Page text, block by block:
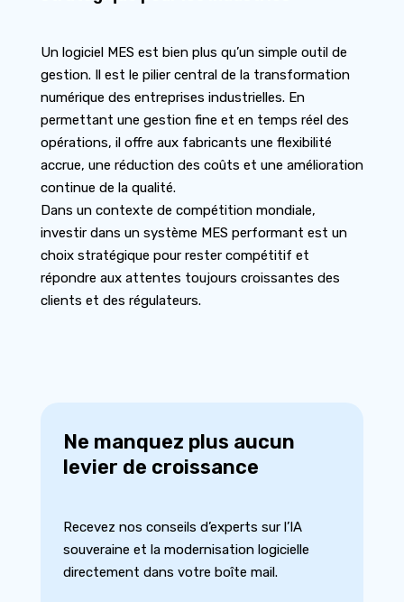
Un logiciel MES est bien plus qu’un simple outil de
gestion. Il est le pilier central de la transformation
numérique des entreprises industrielles. En
permettant une gestion fine et en temps réel des
opérations, il offre aux fabricants une flexibilité
accrue, une réduction des coûts et une amélioration
continue de la qualité.
Dans un contexte de compétition mondiale,
investir dans un système MES performant est un
choix stratégique pour rester compétitif et
répondre aux attentes toujours croissantes des
clients et des régulateurs.
Ne manquez plus aucun
levier de croissance
Recevez nos conseils d’experts sur l’IA
souveraine et la modernisation logicielle
directement dans votre boîte mail.